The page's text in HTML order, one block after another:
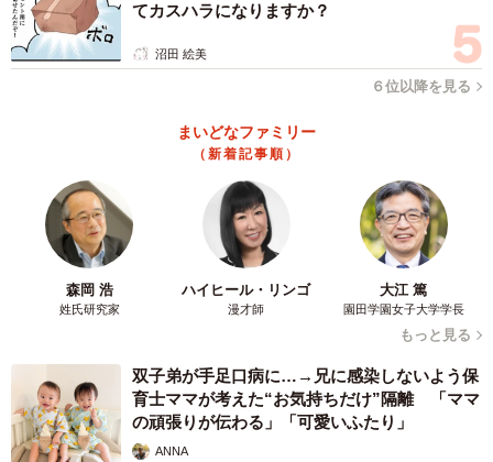
てカスハラになりますか？
沼田 絵美
６位以降を見る
まいどなファミリー
（新着記事順）
森岡 浩
姓氏研究家
ハイヒール・リンゴ
漫才師
大江 篤
園田学園女子大学学長
もっと見る
双子弟が手足口病に…→兄に感染しないよう保
育士ママが考えた“お気持ちだけ”隔離 「ママ
の頑張りが伝わる」「可愛いふたり」
ANNA